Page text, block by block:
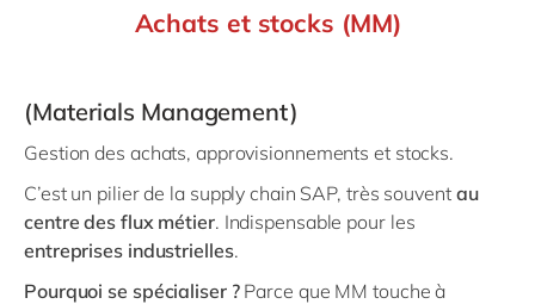
Achats et stocks (MM)
(Materials Management)
Gestion des achats, approvisionnements et stocks.
C’est un pilier de la supply chain SAP, très souvent au
centre des flux métier. Indispensable pour les
entreprises industrielles.
Pourquoi se spécialiser ?Parce que MM touche à